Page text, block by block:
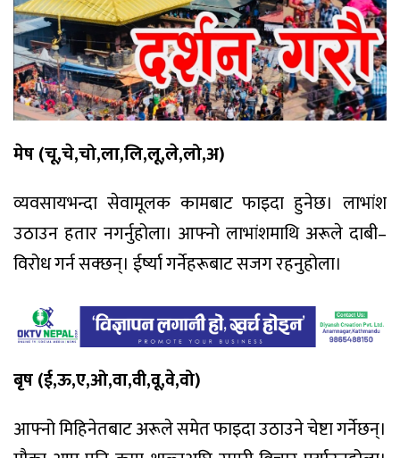
मेष (चू,चे,चो,ला,लि,लू,ले,लो,अ)
व्यवसायभन्दा सेवामूलक कामबाट फाइदा हुनेछ। लाभांश
उठाउन हतार नगर्नुहोला। आफ्नो लाभांशमाथि अरूले दाबी–
विरोध गर्न सक्छन्। ईर्ष्या गर्नेहरूबाट सजग रहनुहोला।
बृष (ई,ऊ,ए,ओ,वा,वी,वू,वे,वो)
आफ्नो मिहिनेतबाट अरूले समेत फाइदा उठाउने चेष्टा गर्नेछन्।